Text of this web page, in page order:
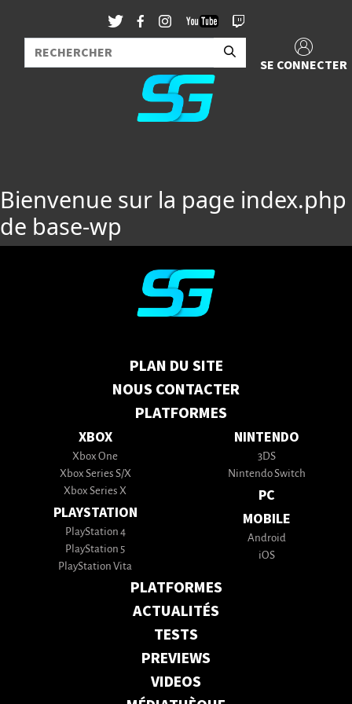
SE CONNECTER
Bienvenue sur la page index.php
de base-wp
PLAN DU SITE
NOUS CONTACTER
PLATFORMES
XBOX
Xbox One
Xbox Series S/X
Xbox Series X
PLAYSTATION
PlayStation 4
PlayStation 5
PlayStation Vita
NINTENDO
3DS
Nintendo Switch
PC
MOBILE
Android
iOS
PLATFORMES
ACTUALITÉS
TESTS
PREVIEWS
VIDEOS